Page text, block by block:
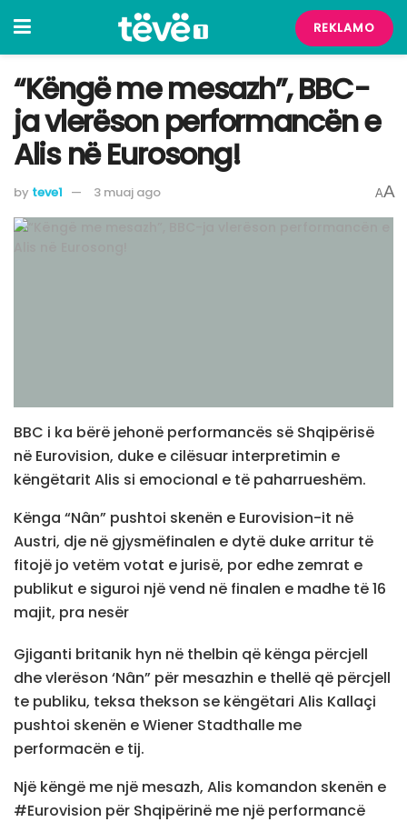
REKLAMO
“Këngë me mesazh”, BBC-
ja vlerëson performancën e
Alis në Eurosong!
by teve1 3 muaj ago AA
BBC i ka bërë jehonë performancës së Shqipërisë
në Eurovision, duke e cilësuar interpretimin e
këngëtarit Alis si emocional e të paharrueshëm.
Kënga “Nân” pushtoi skenën e Eurovision-it në
Austri, dje në gjysmëfinalen e dytë duke arritur të
fitojë jo vetëm votat e jurisë, por edhe zemrat e
publikut e siguroi një vend në finalen e madhe të 16
majit, pra nesër
Gjiganti britanik hyn në thelbin që kënga përcjell
dhe vlerëson ‘Nân” për mesazhin e thellë që përcjell
te publiku, teksa thekson se këngëtari Alis Kallaçi
pushtoi skenën e Wiener Stadthalle me
performacën e tij.
Një këngë me një mesazh, Alis komandon skenën e
#Eurovision për Shqipërinë me një performancë